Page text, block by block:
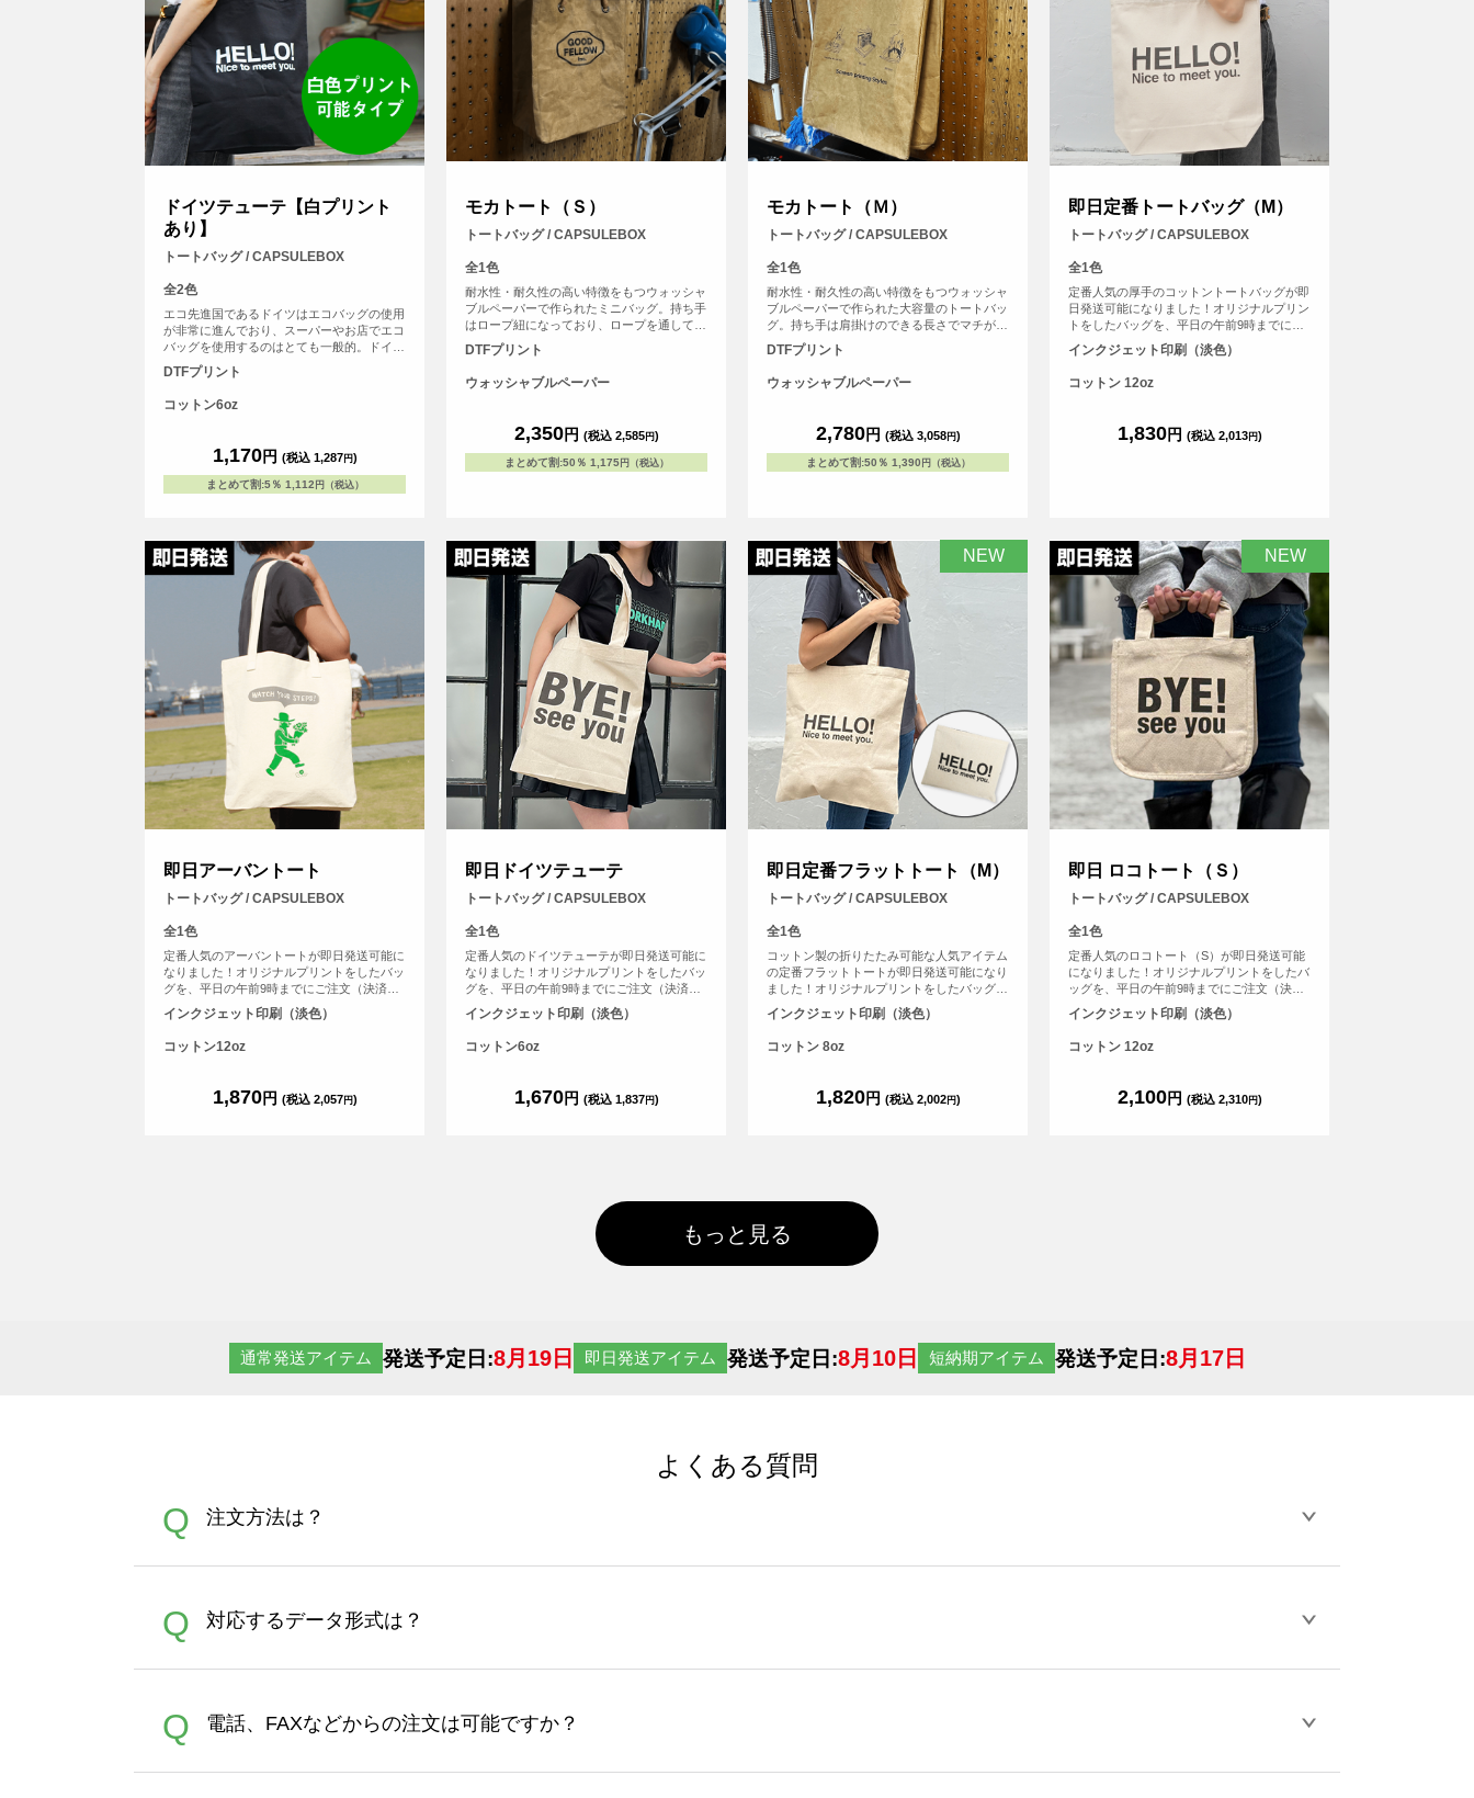
ドイツテューテ【白プリント
あり】
トートバッグ / CAPSULEBOX
全2色
エコ先進国であるドイツはエコバッグの使用
が非常に進んでおり、スーパーやお店でエコ
バッグを使用するのはとても一般的。ドイツ
でポピュラーなおしゃれなエコバッグと同じ
かたちのエコバッグ、「ドイツテューテ」に
て長いので肩からかけても負担が少ない。見
DTFプリント
コットン6oz
1,170円 (税込 1,287円)
まとめて割:5％ 1,112 円（税込）
モカトート（Ｓ）
トートバッグ / CAPSULEBOX
全1色
耐水性・耐久性の高い特徴をもつウォッシャ
ブルペーパーで作られたミニバッグ。持ち手
はロープ紐になっており、ロープを通してい
る穴はハトメ加工になっています。500mlペ
ットボトルもすっぽりと収まるサイズ感でマ
チが10cmと広めになっているため、ちょっ
とした買い物やお出かけにぴったりのトート
DTFプリント
ウォッシャブルペーパー
2,350円 (税込 2,585円)
まとめて割:50％ 1,175円（税込）
モカトート（Ｍ）
トートバッグ / CAPSULEBOX
全1色
耐水性・耐久性の高い特徴をもつウォッシャ
ブルペーパーで作られた大容量のトートバッ
グ。持ち手は肩掛けのできる長さでマチが
16cmとかなり広く、2Lペットボトルもすっ
ぽりと収まるサイズ感です。生地の強度もし
っかりとしたつくりのため、お買い物などで
もたっぷりと物を収納することができます。
DTFプリント
ウォッシャブルペーパー
2,780円 (税込 3,058円)
まとめて割:50％ 1,390 円（税込）
即日定番トートバッグ（M）
トートバッグ / CAPSULEBOX
全1色
定番人気の厚手のコットントートバッグが即
日発送可能になりました！オリジナルプリン
トをしたバッグを、平日の午前9時までにご
注文（決済完了）で、その日に発送する超短
納期サービスです！急なイベント、注文し忘
利！もちろんフルカラープリントしたオリジ
インクジェット印刷（淡色）
コットン 12oz
1,830円 (税込 2,013円)
即日アーバントート
トートバッグ / CAPSULEBOX
全1色
定番人気のアーバントートが即日発送可能に
なりました！オリジナルプリントをしたバッ
グを、平日の午前9時までにご注文（決済完
了）で、その日に発送する超短納期サービス
です！急なイベント、注文し忘れ、すぐに欲
フルカラープリントしたオリジナルトートバ
インクジェット印刷（淡色）
コットン12oz
1,870円 (税込 2,057円)
即日ドイツテューテ
トートバッグ / CAPSULEBOX
全1色
定番人気のドイツテューテが即日発送可能に
なりました！オリジナルプリントをしたバッ
グを、平日の午前9時までにご注文（決済完
了）で、その日に発送する超短納期サービス
です！急なイベント、注文し忘れ、すぐに欲
フルカラープリントしたオリジナルトートバ
インクジェット印刷（淡色）
コットン6oz
1,670円 (税込 1,837円)
NEW
即日定番フラットトート（M）
トートバッグ / CAPSULEBOX
全1色
コットン製の折りたたみ可能な人気アイテム
の定番フラットトートが即日発送可能になり
ました！オリジナルプリントをしたバッグ
を、平日の午前9時までにご注文（決済完
了）で、その日に発送する超短納期サービス
しい！など、時間がない時に便利！もちろん
インクジェット印刷（淡色）
コットン 8oz
1,820円 (税込 2,002円)
NEW
即日 ロコトート（Ｓ）
トートバッグ / CAPSULEBOX
全1色
定番人気のロコトート（S）が即日発送可能
になりました！オリジナルプリントをしたバ
ッグを、平日の午前9時までにご注文（決済
完了）で、その日に発送する超短納期サービ
スです！急なイベント、注文し忘れ、すぐに
んフルカラープリントしたオリジナルトート
インクジェット印刷（淡色）
コットン 12oz
2,100円 (税込 2,310円)
もっと見る
通常発送アイテム 発送予定日:8月19日 即日発送アイテム 発送予定日:8月10日 短納期アイテム 発送予定日:8月17日
よくある質問
Q 注文方法は？
A
す。 30枚以上やシルク印刷など、大口注文の場合は、サポートが担当する
さい。製作する数量が多ければ多いほど、オンデマンドサービスよりも低価格で製作することが可能です。
Q 対応するデータ形式は？
A
ズは、20MBです。デジカメやスマホで撮影した写真などもアップロード可能です。使用できない画像はエラーになります。（※
Illustratorからの直接入稿には対応していません。AIで保存し、デザインツールからアップロードして下さい）
Q 電話、FAXなどからの注文は可能ですか？